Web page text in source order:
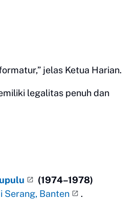
jelas Ketua Harian.
legalitas penuh dan
(1974–1978)
Serang, Banten .